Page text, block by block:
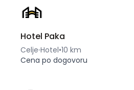
Hotel Paka
Celje Hotel•10 km
Cena po dogovoru